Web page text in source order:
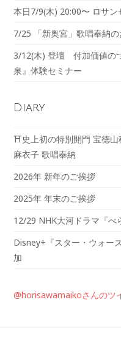
本日7/9(木) 20:00〜 ロサ
7/25 「新奥宮」歌唱奉納
3/12(木) 登壇 付加価値の
泉』体験セミナー
Diary
⛩️史上初の特別開門 宝徳山
麻衣子 歌唱奉納
2026年 新年のご挨拶
2025年 年末のご挨拶
12/29 NHK大河ドラマ『べ
Disney+『スター・ウォー
加
@horisawamaikoさんのツ